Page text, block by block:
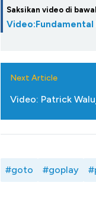
Saksikan video di
Next Article
Video: Patrick
#goto #goplay